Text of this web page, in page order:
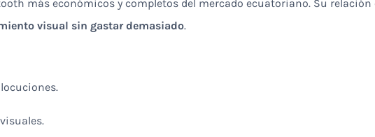
más económicos y completos del mercado ecuatoriano. Su
visual sin gastar demasiado.